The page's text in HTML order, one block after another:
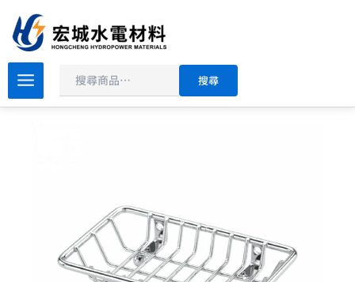
要
容
尋
搜尋
始
價 價
DAY&DAY
衛
浴